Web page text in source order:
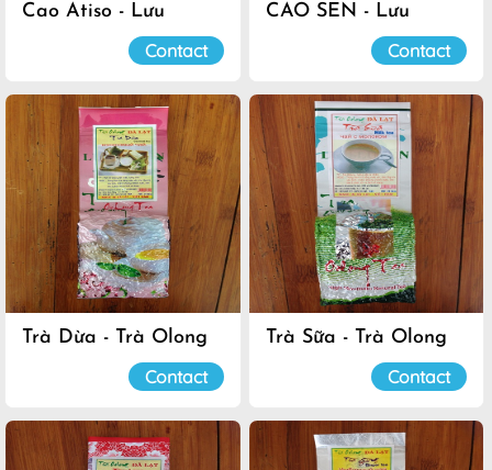
Cao Atiso - Lưu
Contact
CAO SEN - Lưu
Contact
Trà Dừa - Trà Olong
Contact
Trà Sữa - Trà Olong
Contact